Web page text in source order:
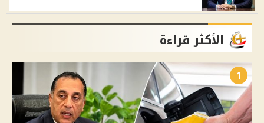
الأكثر قراءة
1